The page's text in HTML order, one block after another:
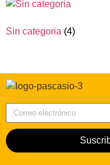
Sin categoria (4)